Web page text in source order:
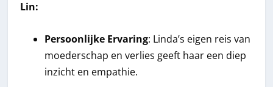
Lin:
Persoonlijke Ervaring: Linda’s eigen reis van
moederschap en verlies geeft haar een diep
inzicht en empathie.